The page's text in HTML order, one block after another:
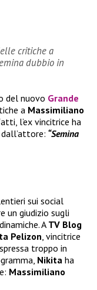
critiche a
dubbio in
del nuovo Grande
a Massimiliano
l’ex vincitrice ha
“Semina
sui social
un giudizio sugli
A TV Blog
Pelizon , vincitrice
troppo in
Nikita ha
Massimiliano